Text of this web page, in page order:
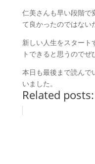
仁美さんも早い段階で
て良かったのではない
新しい人生をスタート
トできると思うのでぜ
本日も最後まで読んで
いました。
Related posts: